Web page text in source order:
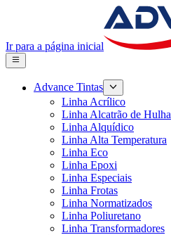
Ir para a página inicial
Advance Tintas
Linha Acrílico
Linha Alcatrão de Hulha
Linha Alquídico
Linha Alta Temperatura
Linha Eco
Linha Epoxi
Linha Especiais
Linha Frotas
Linha Normatizados
Linha Poliuretano
Linha Transformadores